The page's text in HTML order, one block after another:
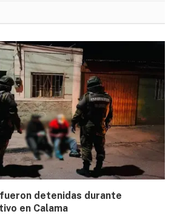
detenidas durante
en Calama